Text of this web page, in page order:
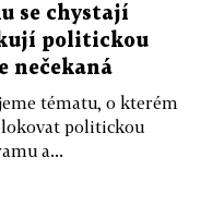
se chystají
politickou
nečekaná
tématu, o kterém
politickou
a...